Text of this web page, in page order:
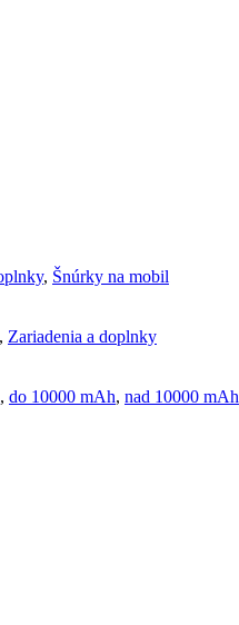
, Šnúrky na mobil
, Zariadenia a doplnky
, do 10000 mAh, nad 10000 mAh